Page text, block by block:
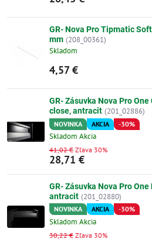
GR- Nova Pro Tipmatic
mm (208_00361)
Skladom
4,57 €
GR- Zásuvka Nova Pro
close, antracit (201_02886)
NOVINKA AKCIA -30%
Skladom Akcia
28,71 €
41,02 € Zľava 30%
GR- Zásuvka Nova Pro
antracit (201_02880)
NOVINKA AKCIA -30%
Skladom Akcia
30,22 € Zľava 30%